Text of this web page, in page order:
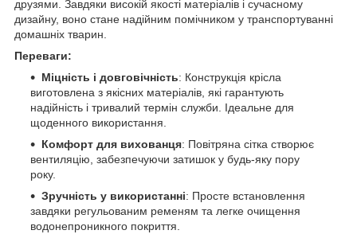
друзями. Завдяки високій якості матеріалів і сучасному
дизайну, воно стане надійним помічником у транспортуванні
домашніх тварин.
Переваги:
Міцність і довговічність: Конструкція крісла
виготовлена з якісних матеріалів, які гарантують
надійність і тривалий термін служби. Ідеальне для
щоденного використання.
Комфорт для вихованця: Повітряна сітка створює
вентиляцію, забезпечуючи затишок у будь-яку пору
року.
Зручність у використанні: Просте встановлення
завдяки регульованим ременям та легке очищення
водонепроникного покриття.